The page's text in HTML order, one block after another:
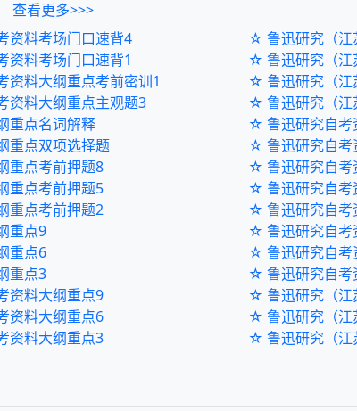
查看更多>>>
资料考场门口速背4
☆ 鲁迅研究（江
资料考场门口速背1
☆ 鲁迅研究（江
料大纲重点考前密训1
☆ 鲁迅研究（江
资料大纲重点主观题3
☆ 鲁迅研究（江
重点名词解释
☆ 鲁迅研究自考
重点双项选择题
☆ 鲁迅研究自考
重点考前押题8
☆ 鲁迅研究自考
重点考前押题5
☆ 鲁迅研究自考
重点考前押题2
☆ 鲁迅研究自考
重点9
☆ 鲁迅研究自考
重点6
☆ 鲁迅研究自考
重点3
☆ 鲁迅研究自考
资料大纲重点9
☆ 鲁迅研究（江
资料大纲重点6
☆ 鲁迅研究（江
资料大纲重点3
☆ 鲁迅研究（江